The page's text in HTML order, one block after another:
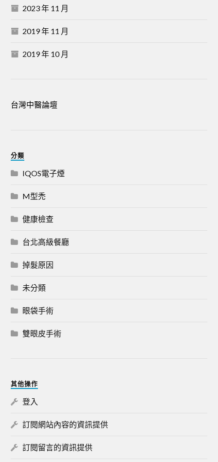
2023 年 11 月
2019 年 11 月
2019 年 10 月
台灣中醫論壇
分類
IQOS電子煙
M型禿
健康檢查
台北高級餐廳
掉髮原因
未分類
眼袋手術
雙眼皮手術
其他操作
登入
訂閱網站內容的資訊提供
訂閱留言的資訊提供